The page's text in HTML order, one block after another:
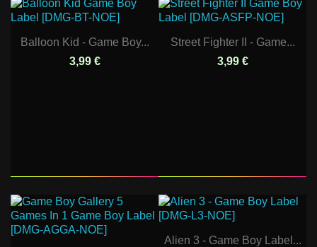
Balloon Kid - Game Boy...
3,99 €
Street Fighter II - Game...
3,99 €
Alien 3 - Game Boy Label...